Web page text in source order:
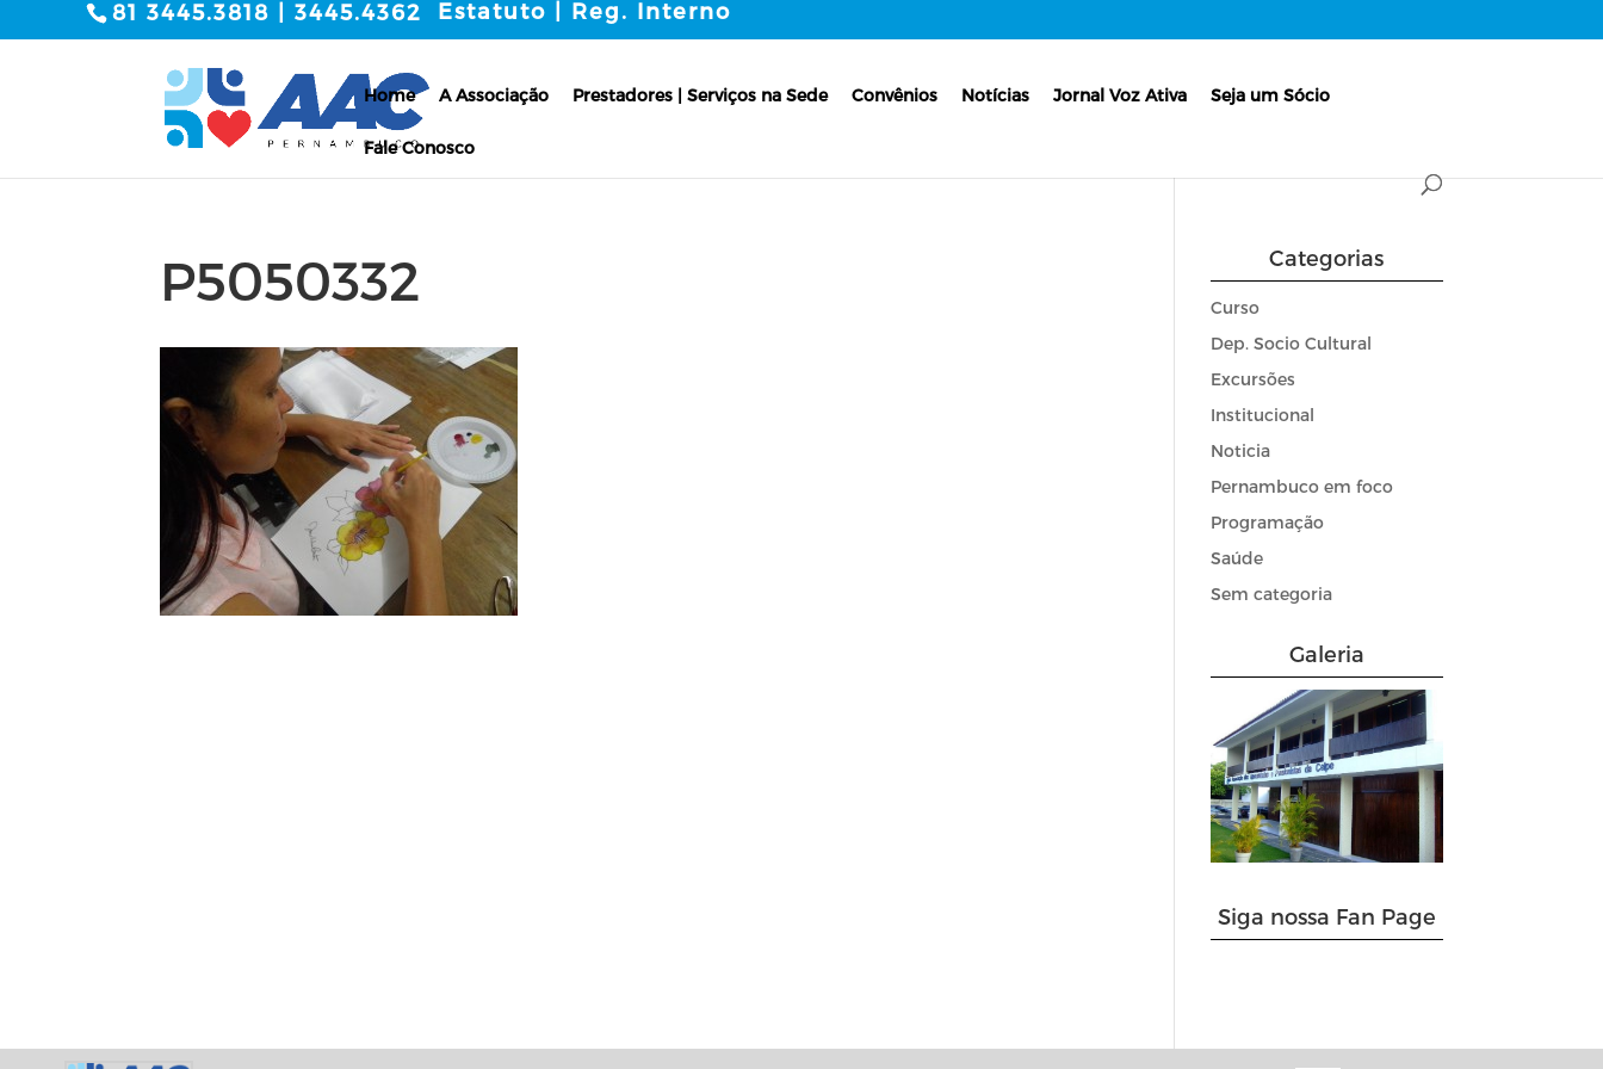
81 3445.3818 | 3445.4362 Estatuto | Reg. Interno
Home A Associação Prestadores | Serviços na Sede Convênios Notícias Jornal Voz Ativa Seja um Sócio
Fale Conosco
P5050332 Categorias
Curso
Dep. Socio Cultural
Excursões
Institucional
Noticia
Pernambuco em foco
Programação
Saúde
Sem categoria
Galeria
Siga nossa Fan Page